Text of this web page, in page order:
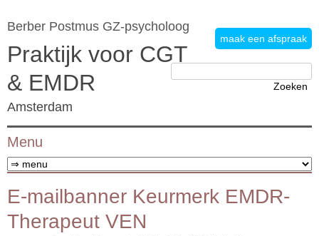
maak een afspraak
Berber Postmus GZ-psycholoog
Praktijk voor CGT
& EMDR
Amsterdam
Menu
Ga naar de inhoud
E-mailbanner Keurmerk EMDR-
Therapeut VEN